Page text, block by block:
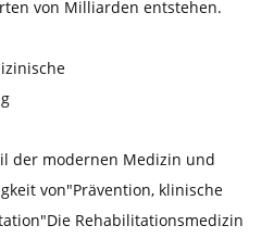
von Milliarden entstehen.
der modernen Medizin und
von"Prävention, klinische
Rehabilitationsmedizin